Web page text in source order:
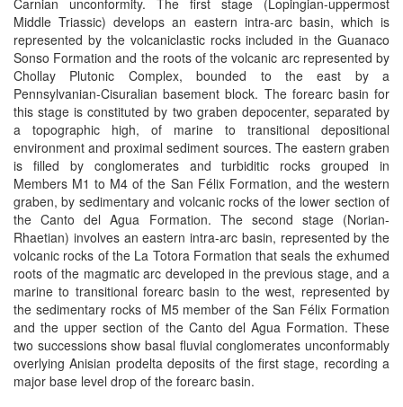
Carnian unconformity. The first stage (Lopingian-uppermost
Middle Triassic) develops an eastern intra-arc basin, which is
represented by the volcaniclastic rocks included in the Guanaco
Sonso Formation and the roots of the volcanic arc represented by
Chollay Plutonic Complex, bounded to the east by a
Pennsylvanian-Cisuralian basement block. The forearc basin for
this stage is constituted by two graben depocenter, separated by
a topographic high, of marine to transitional depositional
environment and proximal sediment sources. The eastern graben
is filled by conglomerates and turbiditic rocks grouped in
Members M1 to M4 of the San Félix Formation, and the western
graben, by sedimentary and volcanic rocks of the lower section of
the Canto del Agua Formation. The second stage (Norian-
Rhaetian) involves an eastern intra-arc basin, represented by the
volcanic rocks of the La Totora Formation that seals the exhumed
roots of the magmatic arc developed in the previous stage, and a
marine to transitional forearc basin to the west, represented by
the sedimentary rocks of M5 member of the San Félix Formation
and the upper section of the Canto del Agua Formation. These
two successions show basal fluvial conglomerates unconformably
overlying Anisian prodelta deposits of the first stage, recording a
major base level drop of the forearc basin.